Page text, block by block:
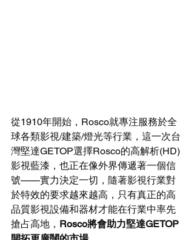
從1910年開始，Rosco就專注服務於全
球各類影視/建築/燈光等行業，這一次台
灣堅達GETOP選擇Rosco的高解析(HD)
影視藍漆，也正在像外界傳遞著一個信
號——實力決定一切，隨著影視行業對
於特效的要求越來越高，只有真正的高
品質影視設備和器材才能在行業中率先
搶占高地， Rosco將會助力堅達GETOP